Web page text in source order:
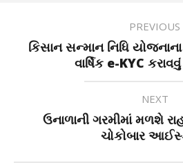
PREVIOUS
કિસાન સન્માન નિધિ
વાર્ષિક e-KYC
NEXT
ઉનાળાની ગરમીમાં મળશે
ચોકોબાર